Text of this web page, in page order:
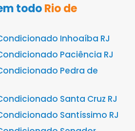
todoRio de
Inhoaíba RJ
Paciência RJ
Pedra de
Santa Cruz RJ
Santíssimo RJ